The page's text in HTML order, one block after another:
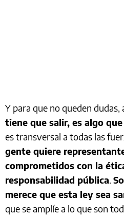
Y para que no queden dudas,
tiene que salir, es algo
es transversal a todas las
gente quiere
comprometidos con la
responsabilidad pública.
merece que esta ley sea
que se amplíe a lo que son